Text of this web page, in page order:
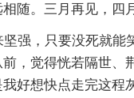
随。三月再见，四
，只要没死就能
，觉得恍若隔世、
好想快点走完这程